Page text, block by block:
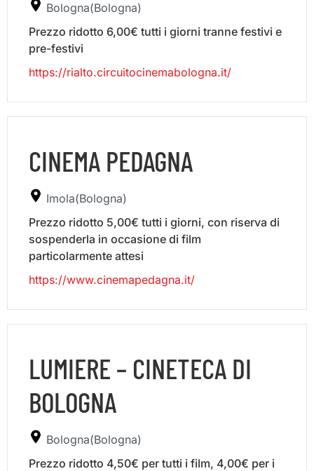
Bologna(Bologna)
Prezzo ridotto 6,00€ tutti i giorni tranne festivi e
pre-festivi
https://rialto.circuitocinemabologna.it/
CINEMA PEDAGNA
Imola(Bologna)
Prezzo ridotto 5,00€ tutti i giorni, con riserva di
sospenderla in occasione di film
particolarmente attesi
https://www.cinemapedagna.it/
LUMIERE – CINETECA DI
BOLOGNA
Bologna(Bologna)
Prezzo ridotto 4,50€ per tutti i film, 4,00€ per i